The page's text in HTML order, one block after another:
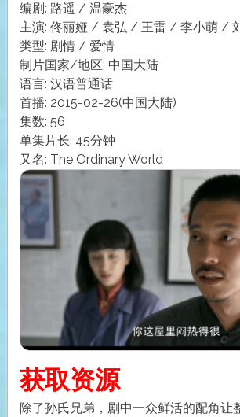
编剧: 路遥 / 温豪杰
主演: 佟丽娅 / 袁弘 / 王雷 / 李小萌 /
类型: 剧情 / 爱情
制片国家/地区: 中国大陆
语言: 汉语普通话
首播: 2015-02-26(中国大陆)
集数: 56
单集片长: 45分钟
又名: The Ordinary World
获取资源
除了孙氏兄弟，剧中一众鲜活的配角让